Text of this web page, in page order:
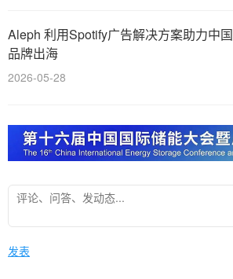
Aleph 利用Spotify广告解决方案助力中国
品牌出海
2026-05-28
发表